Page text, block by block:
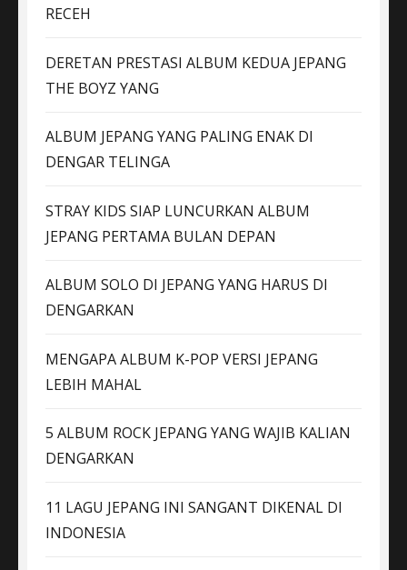
RECEH
DERETAN PRESTASI ALBUM KEDUA JEPANG
THE BOYZ YANG
ALBUM JEPANG YANG PALING ENAK DI
DENGAR TELINGA
STRAY KIDS SIAP LUNCURKAN ALBUM
JEPANG PERTAMA BULAN DEPAN
ALBUM SOLO DI JEPANG YANG HARUS DI
DENGARKAN
MENGAPA ALBUM K-POP VERSI JEPANG
LEBIH MAHAL
5 ALBUM ROCK JEPANG YANG WAJIB KALIAN
DENGARKAN
11 LAGU JEPANG INI SANGANT DIKENAL DI
INDONESIA